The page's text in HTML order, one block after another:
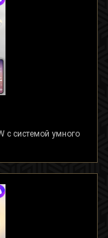
с системой умного